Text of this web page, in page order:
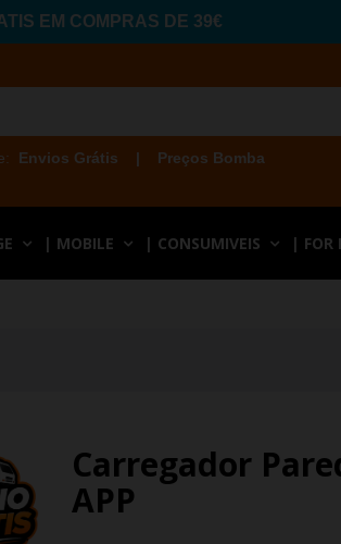
EM COMPRAS DE 39€
Envios Grátis | Preços Bomba
| MOBILE | CONSUMIVEIS | FOR
Carregador
APP